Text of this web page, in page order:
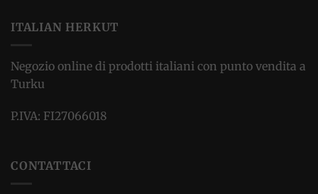
ITALIAN HERKUT
Negozio online di prodotti italiani con punto vendita a
Turku
P.IVA: FI27066018
CONTATTACI